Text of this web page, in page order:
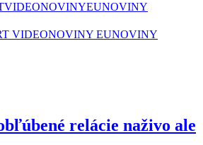
VIDEONOVINYEUNOVINY
VIDEONOVINY EUNOVINY
relácie naživo ale